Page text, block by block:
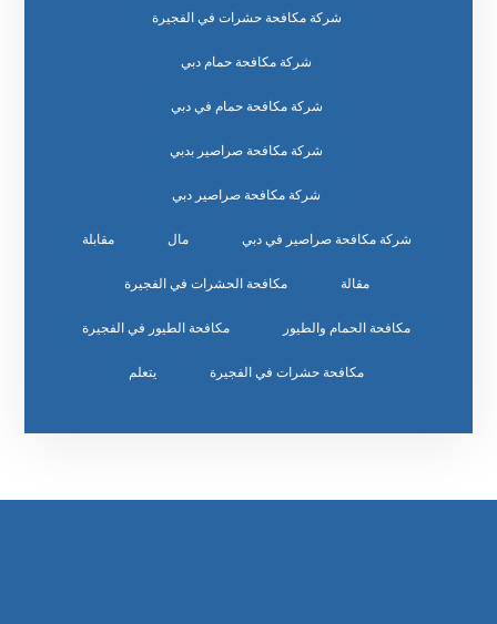
شركة مكافحة حشرات في الفجيرة
شركة مكافحة حمام دبي
شركة مكافحة حمام في دبي
شركة مكافحة صراصير بدبي
شركة مكافحة صراصير دبي
شركة مكافحة صراصير في دبي مال مقابلة
مقالة مكافحة الحشرات في الفجيرة
مكافحة الحمام والطيور مكافحة الطيور في الفجيرة
مكافحة حشرات في الفجيرة يتعلم